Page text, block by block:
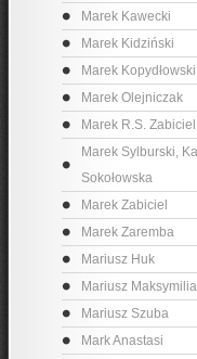
Marek Kawecki
Marek Kidziński
Marek Kopydłowski
Marek Olejniczak
Marek R.S. Zabiciel
Marek Sylburski,
Sokołowska
Marek Zabiciel
Marek Zaremba
Mariusz Huk
Mariusz
Mariusz Szuba
Mark Anastasi